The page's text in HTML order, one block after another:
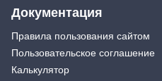
Документация
Правила пользования сайтом
Пользовательское соглашение
Калькулятор